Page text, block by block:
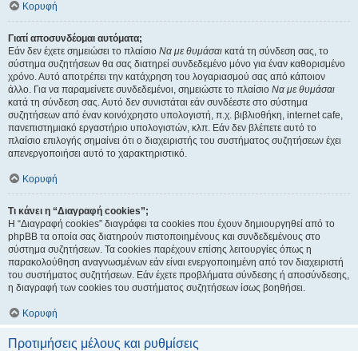
Κορυφή
Γιατί αποσυνδέομαι αυτόματα;
Εάν δεν έχετε σημειώσει το πλαίσιο Να με θυμάσαι κατά τη σύνδεση σας, το
σύστημα συζητήσεων θα σας διατηρεί συνδεδεμένο μόνο για έναν καθορισμένο
χρόνο. Αυτό αποτρέπει την κατάχρηση του λογαριασμού σας από κάποιον
άλλο. Για να παραμείνετε συνδεδεμένοι, σημειώστε το πλαίσιο Να με θυμάσαι
κατά τη σύνδεση σας. Αυτό δεν συνιστάται εάν συνδέεστε στο σύστημα
συζητήσεων από έναν κοινόχρηστο υπολογιστή, π.χ. βιβλιοθήκη, internet cafe,
πανεπιστημιακό εργαστήριο υπολογιστών, κλπ. Εάν δεν βλέπετε αυτό το
πλαίσιο επιλογής σημαίνει ότι ο διαχειριστής του συστήματος συζητήσεων έχει
απενεργοποιήσει αυτό το χαρακτηριστικό.
Κορυφή
Τι κάνει η “Διαγραφή cookies”;
Η “Διαγραφή cookies” διαγράφει τα cookies που έχουν δημιουργηθεί από το
phpBB τα οποία σας διατηρούν πιστοποιημένους και συνδεδεμένους στο
σύστημα συζητήσεων. Τα cookies παρέχουν επίσης λειτουργίες όπως η
παρακολούθηση αναγνωσμένων εάν είναι ενεργοποιημένη από τον διαχειριστή
του συστήματος συζητήσεων. Εάν έχετε προβλήματα σύνδεσης ή αποσύνδεσης,
η διαγραφή των cookies του συστήματος συζητήσεων ίσως βοηθήσει.
Κορυφή
Προτιμήσεις μέλους και ρυθμίσεις